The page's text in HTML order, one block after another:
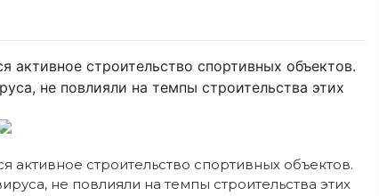
активное строительство спортивных объектов.
не повлияли на темпы строительства этих
активное строительство спортивных объектов.
не повлияли на темпы строительства этих